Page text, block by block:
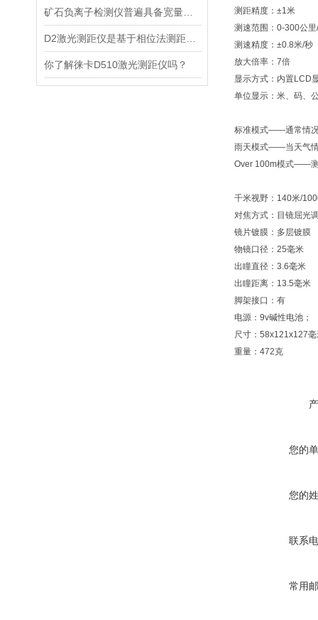
你了解徕卡D510激光测距仪吗？
测距精度：±1米
测速范围：0-300公里
测速精度：±0.8米/秒
放大倍率：7倍
显示方式：内置LCD
单位显示：米、码、
标准模式——通常情
雨天模式——当天气情
Over 100m模式——测
千米视野：140米/
对焦方式：目镜屈光
镜片镀膜：多层镀膜
物镜口径：25毫米
出瞳直径：3.6毫米
出瞳距离：13.5毫米
脚架接口：有
电源：9v碱性电池；
尺寸：58x121x127毫
重量：472克
您的
您的
联系
常用